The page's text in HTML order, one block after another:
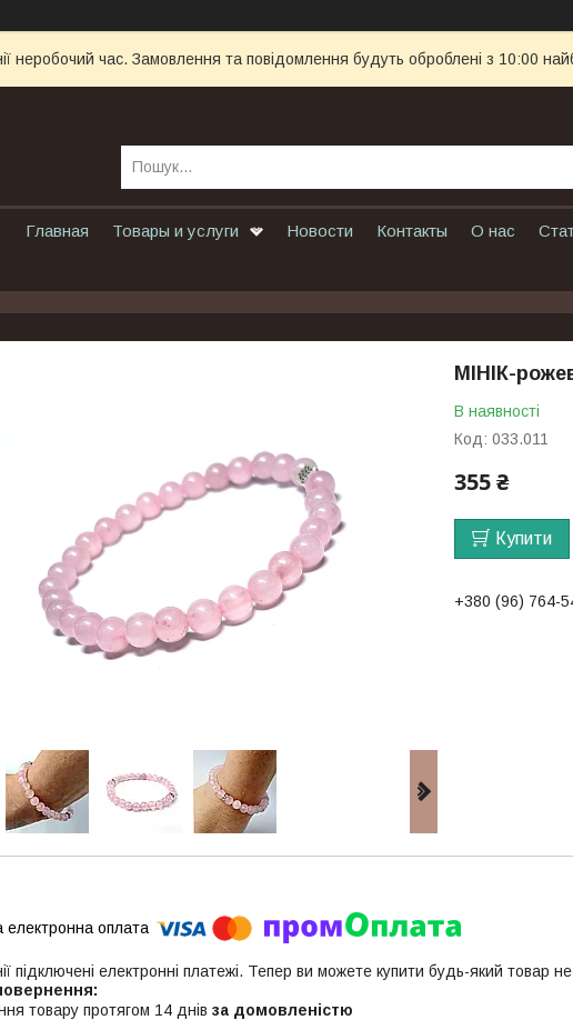
неробочий час. Замовлення та повідомлення будуть оброблені з 10:00
Главная Товары и услуги Новости Контакты О нас
МІНІК-
В наявності
Код: 033.011
355 ₴
Купити
+380 (96) 764-
підключені електронні платежі. Тепер ви можете купити будь-який товар
товару протягом 14 днів за домовленістю